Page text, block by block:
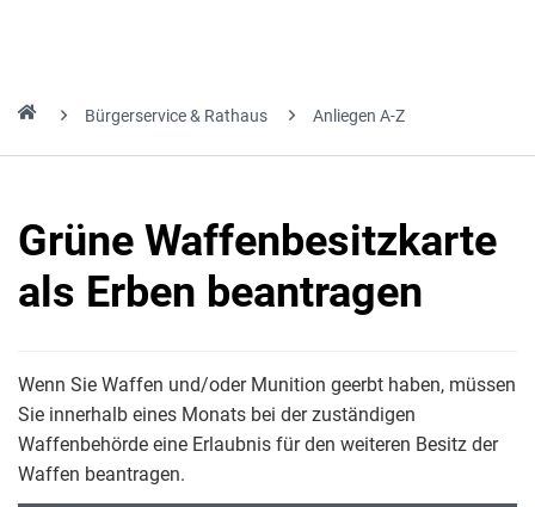
Bürgerservice & Rathaus Anliegen A-Z
Grüne Waffenbesitzkarte
als Erben beantragen
Wenn Sie Waffen und/oder Munition geerbt haben, müssen
Sie innerhalb eines Monats bei der zuständigen
Waffenbehörde eine Erlaubnis für den weiteren Besitz der
Waffen beantragen.